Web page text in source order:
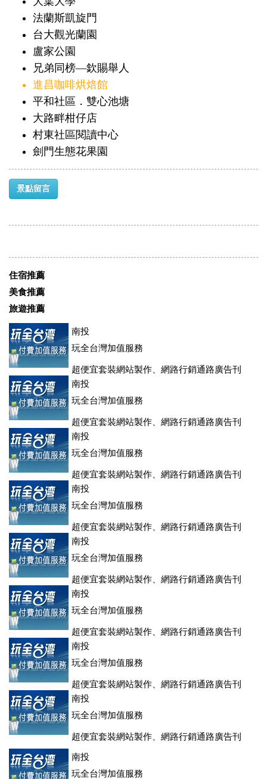
法蘭斯凱旋門
台大觀光蘭園
盧家公園
兄弟同榜—欽賜舉人
進昌咖啡烘焙館
平和社區．雙心池塘
大路畔柑仔店
村東社區閱讀中心
劍門生態花果園
景點留言
住宿推薦
美食推薦
旅遊推薦
南投
玩全台灣加值服務
超便宜套裝網站製作、網路行銷通路廣告刊
登、訂房系統、客房委託旅行社銷售，全面優惠中....
南投
玩全台灣加值服務
超便宜套裝網站製作、網路行銷通路廣告刊
登、訂房系統、客房委託旅行社銷售，全面優惠中....
南投
玩全台灣加值服務
超便宜套裝網站製作、網路行銷通路廣告刊
登、訂房系統、客房委託旅行社銷售，全面優惠中....
南投
玩全台灣加值服務
超便宜套裝網站製作、網路行銷通路廣告刊
登、訂房系統、客房委託旅行社銷售，全面優惠中....
南投
玩全台灣加值服務
超便宜套裝網站製作、網路行銷通路廣告刊
登、訂房系統、客房委託旅行社銷售，全面優惠中....
南投
玩全台灣加值服務
超便宜套裝網站製作、網路行銷通路廣告刊
登、訂房系統、客房委託旅行社銷售，全面優惠中....
南投
玩全台灣加值服務
超便宜套裝網站製作、網路行銷通路廣告刊
登、訂房系統、客房委託旅行社銷售，全面優惠中....
南投
玩全台灣加值服務
超便宜套裝網站製作、網路行銷通路廣告刊
登、訂房系統、客房委託旅行社銷售，全面優惠中....
南投
玩全台灣加值服務